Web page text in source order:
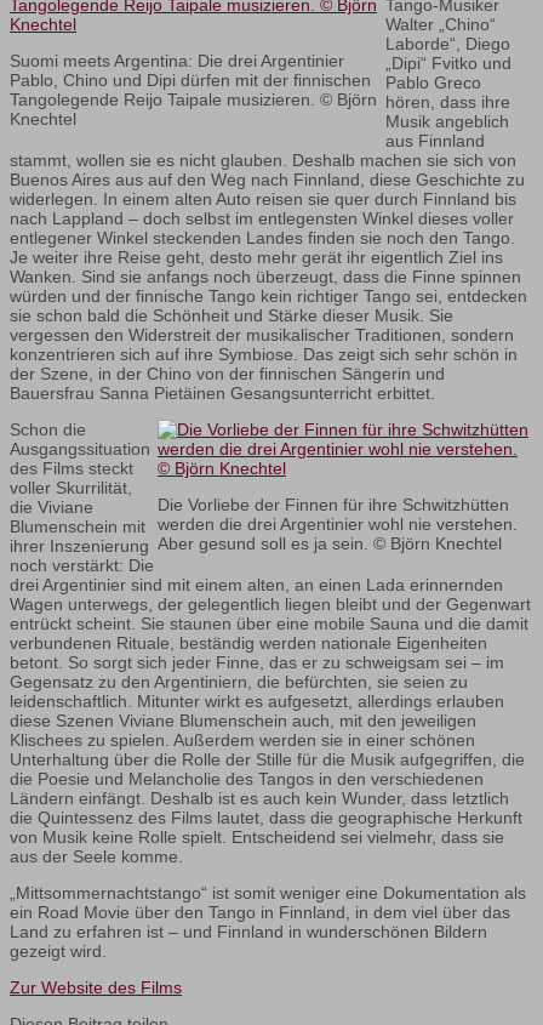
Suomi meets Argentina: Die drei Argentinier
Pablo, Chino und Dipi dürfen mit der finnischen
Tangolegende Reijo Taipale musizieren. © Björn
Knechtel
Tango-Musiker
Walter „Chino“
Laborde“, Diego
„Dipi“ Fvitko und
Pablo Greco
hören, dass ihre
Musik angeblich
aus Finnland
stammt, wollen sie es nicht glauben. Deshalb machen sie sich von
Buenos Aires aus auf den Weg nach Finnland, diese Geschichte zu
widerlegen. In einem alten Auto reisen sie quer durch Finnland bis
nach Lappland – doch selbst im entlegensten Winkel dieses voller
entlegener Winkel steckenden Landes finden sie noch den Tango.
Je weiter ihre Reise geht, desto mehr gerät ihr eigentlich Ziel ins
Wanken. Sind sie anfangs noch überzeugt, dass die Finne spinnen
würden und der finnische Tango kein richtiger Tango sei, entdecken
sie schon bald die Schönheit und Stärke dieser Musik. Sie
vergessen den Widerstreit der musikalischer Traditionen, sondern
konzentrieren sich auf ihre Symbiose. Das zeigt sich sehr schön in
der Szene, in der Chino von der finnischen Sängerin und
Bauersfrau Sanna Pietäinen Gesangsunterricht erbittet.
Die Vorliebe der Finnen für ihre Schwitzhütten
werden die drei Argentinier wohl nie verstehen.
Aber gesund soll es ja sein. © Björn Knechtel
Schon die
Ausgangssituation
des Films steckt
voller Skurrilität,
die Viviane
Blumenschein mit
ihrer Inszenierung
noch verstärkt: Die
drei Argentinier sind mit einem alten, an einen Lada erinnernden
Wagen unterwegs, der gelegentlich liegen bleibt und der Gegenwart
entrückt scheint. Sie staunen über eine mobile Sauna und die damit
verbundenen Rituale, beständig werden nationale Eigenheiten
betont. So sorgt sich jeder Finne, das er zu schweigsam sei – im
Gegensatz zu den Argentiniern, die befürchten, sie seien zu
leidenschaftlich. Mitunter wirkt es aufgesetzt, allerdings erlauben
diese Szenen Viviane Blumenschein auch, mit den jeweiligen
Klischees zu spielen. Außerdem werden sie in einer schönen
Unterhaltung über die Rolle der Stille für die Musik aufgegriffen, die
die Poesie und Melancholie des Tangos in den verschiedenen
Ländern einfängt. Deshalb ist es auch kein Wunder, dass letztlich
die Quintessenz des Films lautet, dass die geographische Herkunft
von Musik keine Rolle spielt. Entscheidend sei vielmehr, dass sie
aus der Seele komme.
„Mittsommernachtstango“ ist somit weniger eine Dokumentation als
ein Road Movie über den Tango in Finnland, in dem viel über das
Land zu erfahren ist – und Finnland in wunderschönen Bildern
gezeigt wird.
Zur Website des Films